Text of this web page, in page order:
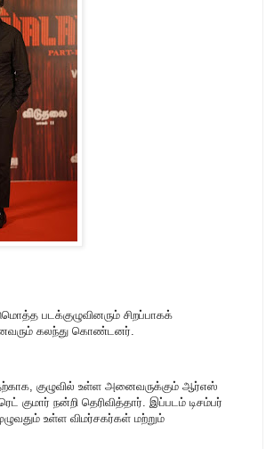
படக்குழுவினரும் சிறப்பாகக்
கலந்து கொண்டனர்.
குழுவில் உள்ள அனைவருக்கும் ஆர்எஸ்
நன்றி தெரிவித்தார். இப்படம் டிசம்பர்
உள்ள விமர்சகர்கள் மற்றும்